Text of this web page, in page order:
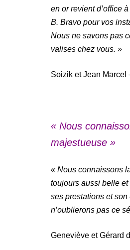
en or revient d’office
B. Bravo pour vos
Nous ne savons pas
valises chez vous. »
Soizik et Jean Marcel
« Nous
majestueuse »
« Nous connaissons
toujours aussi belle
ses prestations et
n’oublierons pas ce
Geneviève et Gérard